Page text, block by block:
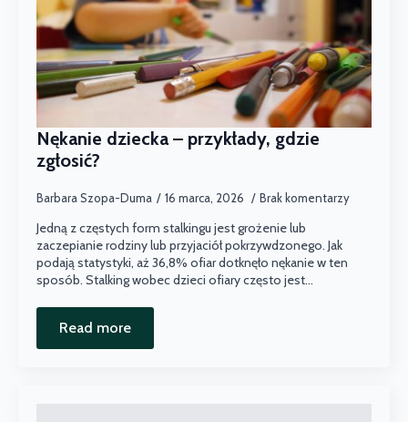
Nękanie dziecka – przykłady, gdzie
zgłosić?
Barbara Szopa-Duma 16 marca, 2026 Brak komentarzy
Jedną z częstych form stalkingu jest grożenie lub
zaczepianie rodziny lub przyjaciół pokrzywdzonego. Jak
podają statystyki, aż 36,8% ofiar dotknęło nękanie w ten
sposób. Stalking wobec dzieci ofiary często jest…
Read more